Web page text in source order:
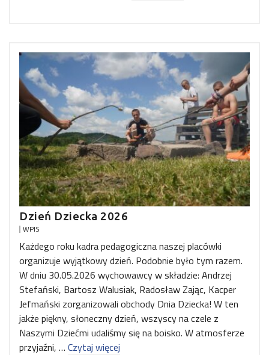
Dzień Dziecka 2026
WPIS
Każdego roku kadra pedagogiczna naszej placówki
organizuje wyjątkowy dzień. Podobnie było tym razem.
W dniu 30.05.2026 wychowawcy w składzie: Andrzej
Stefański, Bartosz Walusiak, Radosław Zając, Kacper
Jefmański zorganizowali obchody Dnia Dziecka! W ten
jakże piękny, słoneczny dzień, wszyscy na czele z
Naszymi Dziećmi udaliśmy się na boisko. W atmosferze
przyjaźni, … Czytaj więcej